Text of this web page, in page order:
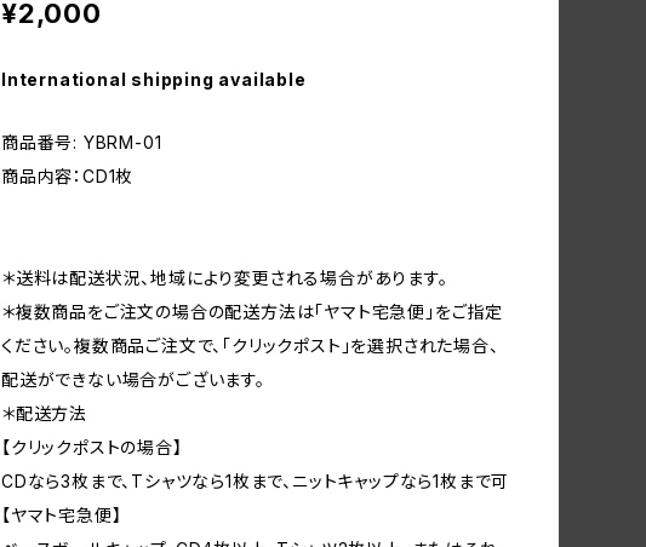
¥2,000
International shipping available
商品番号: YBRM-01
商品内容：CD1枚
＊送料は配送状況、地域により変更される場合があります。
＊複数商品をご注文の場合の配送方法は「ヤマト宅急便」をご指定
ください。複数商品ご注文で、「クリックポスト」を選択された場合、
配送ができない場合がございます。
＊配送方法
【クリックポストの場合】
CDなら3枚まで、Tシャツなら1枚まで、ニットキャップなら1枚まで可
【ヤマト宅急便】